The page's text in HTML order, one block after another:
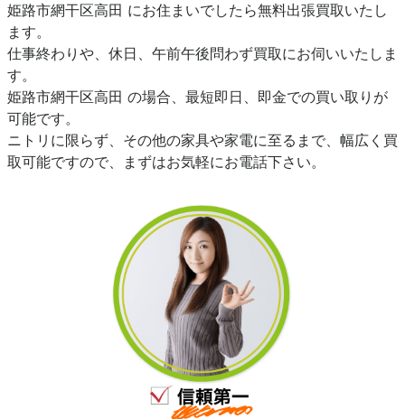
姫路市網干区高田 にお住まいでしたら無料出張買取いたし
ます。
仕事終わりや、休日、午前午後問わず買取にお伺いいたしま
す。
姫路市網干区高田 の場合、最短即日、即金での買い取りが
可能です。
ニトリに限らず、その他の家具や家電に至るまで、幅広く買
取可能ですので、まずはお気軽にお電話下さい。